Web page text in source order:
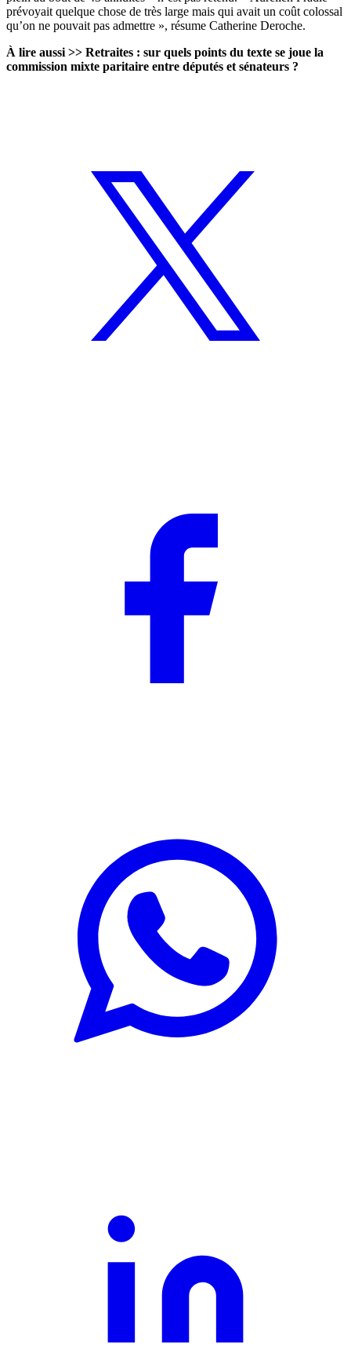
prévoyait quelque chose de très large mais qui avait un coût colossal
qu’on ne pouvait pas admettre », résume Catherine Deroche.
À lire aussi >> Retraites : sur quels points du texte se joue la
commission mixte paritaire entre députés et sénateurs ?